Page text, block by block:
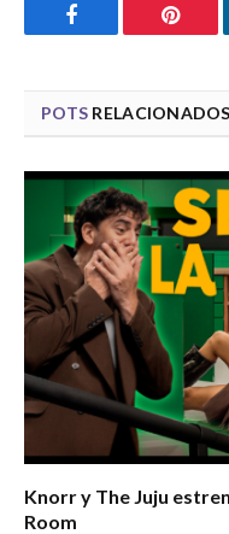
Facebook
POTS RELACIONADOS
Knorr y The Juju
Room